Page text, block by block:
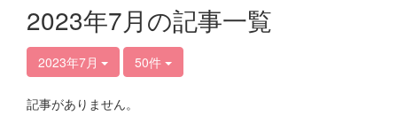
2023年7月の記事一覧
2023年7月 50件
記事がありません。